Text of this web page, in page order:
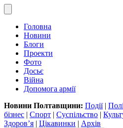
Головна
Новини
Блоги
Проекти
Фото
Досьє
Війна
Допомога армії
Новини Полтавщини: Події|
бізнес | Спорт | Суспільство |
Здоров’я | Цікавинки | Архів